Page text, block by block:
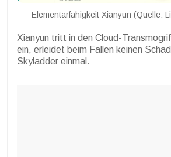
Elementarfähigkeit Xianyun (Quelle:
Xianyun tritt in den Cloud-
ein, erleidet beim Fallen keinen
Skyladder einmal.